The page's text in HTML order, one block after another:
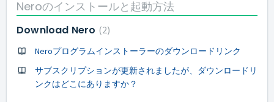
Neroのインストールと起動方法
Download Nero 2
Neroプログラムインストーラーのダウンロードリンク
サブスクリプションが更新されましたが、ダウンロードリ
ンクはどこにありますか？